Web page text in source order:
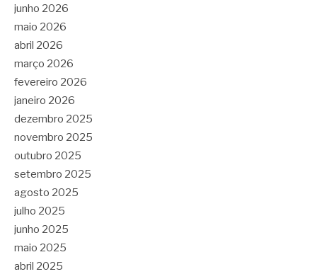
junho 2026
maio 2026
abril 2026
março 2026
fevereiro 2026
janeiro 2026
dezembro 2025
novembro 2025
outubro 2025
setembro 2025
agosto 2025
julho 2025
junho 2025
maio 2025
abril 2025